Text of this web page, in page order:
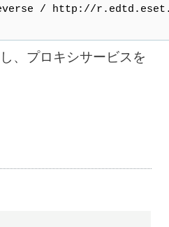
/ http://
、プロキシサービスを